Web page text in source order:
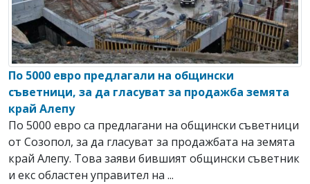
По 5000 евро предлагали на общински
съветници, за да гласуват за продажба земята
край Алепу
По 5000 евро са предлагани на общински съветници
от Созопол, за да гласуват за продажбата на земята
край Алепу. Това заяви бившият общински съветник
и екс областен управител на ...